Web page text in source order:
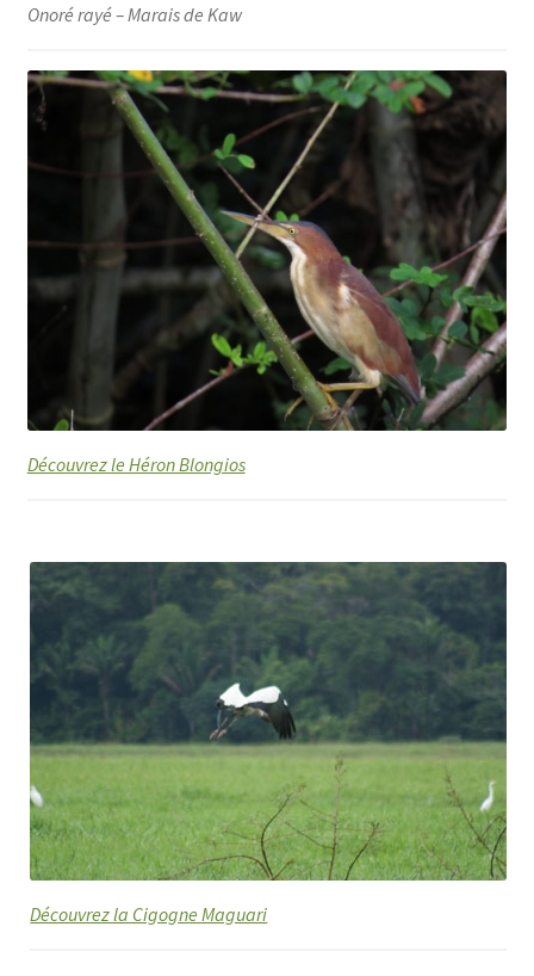
Onoré rayé – Marais de Kaw
Découvrez le Héron Blongios
Découvrez la Cigogne Maguari